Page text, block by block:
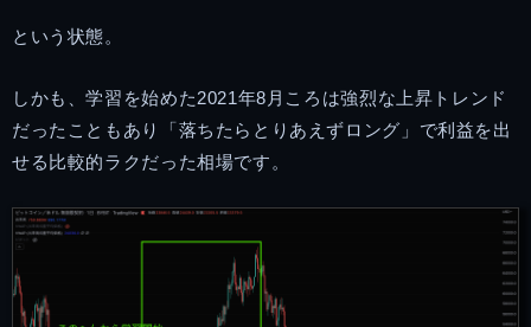
という状態。
しかも、学習を始めた2021年8月ころは強烈な上昇トレンド
だったこともあり「落ちたらとりあえずロング」で利益を出
せる比較的ラクだった相場です。